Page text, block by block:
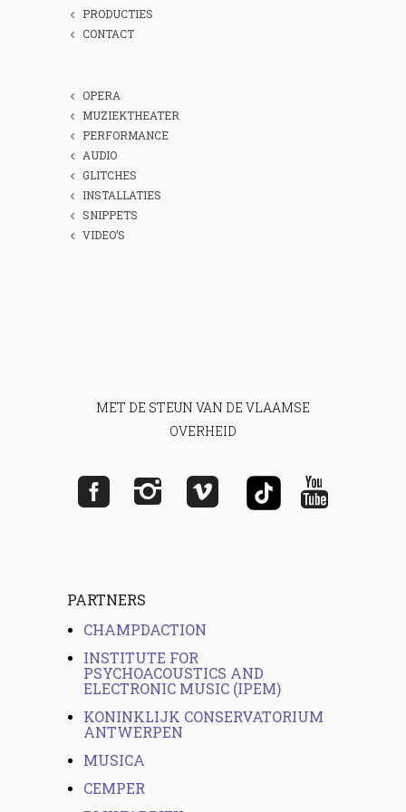
PRODUCTIES
CONTACT
OPERA
MUZIEKTHEATER
PERFORMANCE
AUDIO
GLITCHES
INSTALLATIES
SNIPPETS
VIDEO’S
MET DE STEUN VAN DE VLAAMSE
OVERHEID
PARTNERS
CHAMPDACTION
INSTITUTE FOR
PSYCHOACOUSTICS AND
ELECTRONIC MUSIC (IPEM)
KONINKLIJK CONSERVATORIUM
ANTWERPEN
MUSICA
CEMPER